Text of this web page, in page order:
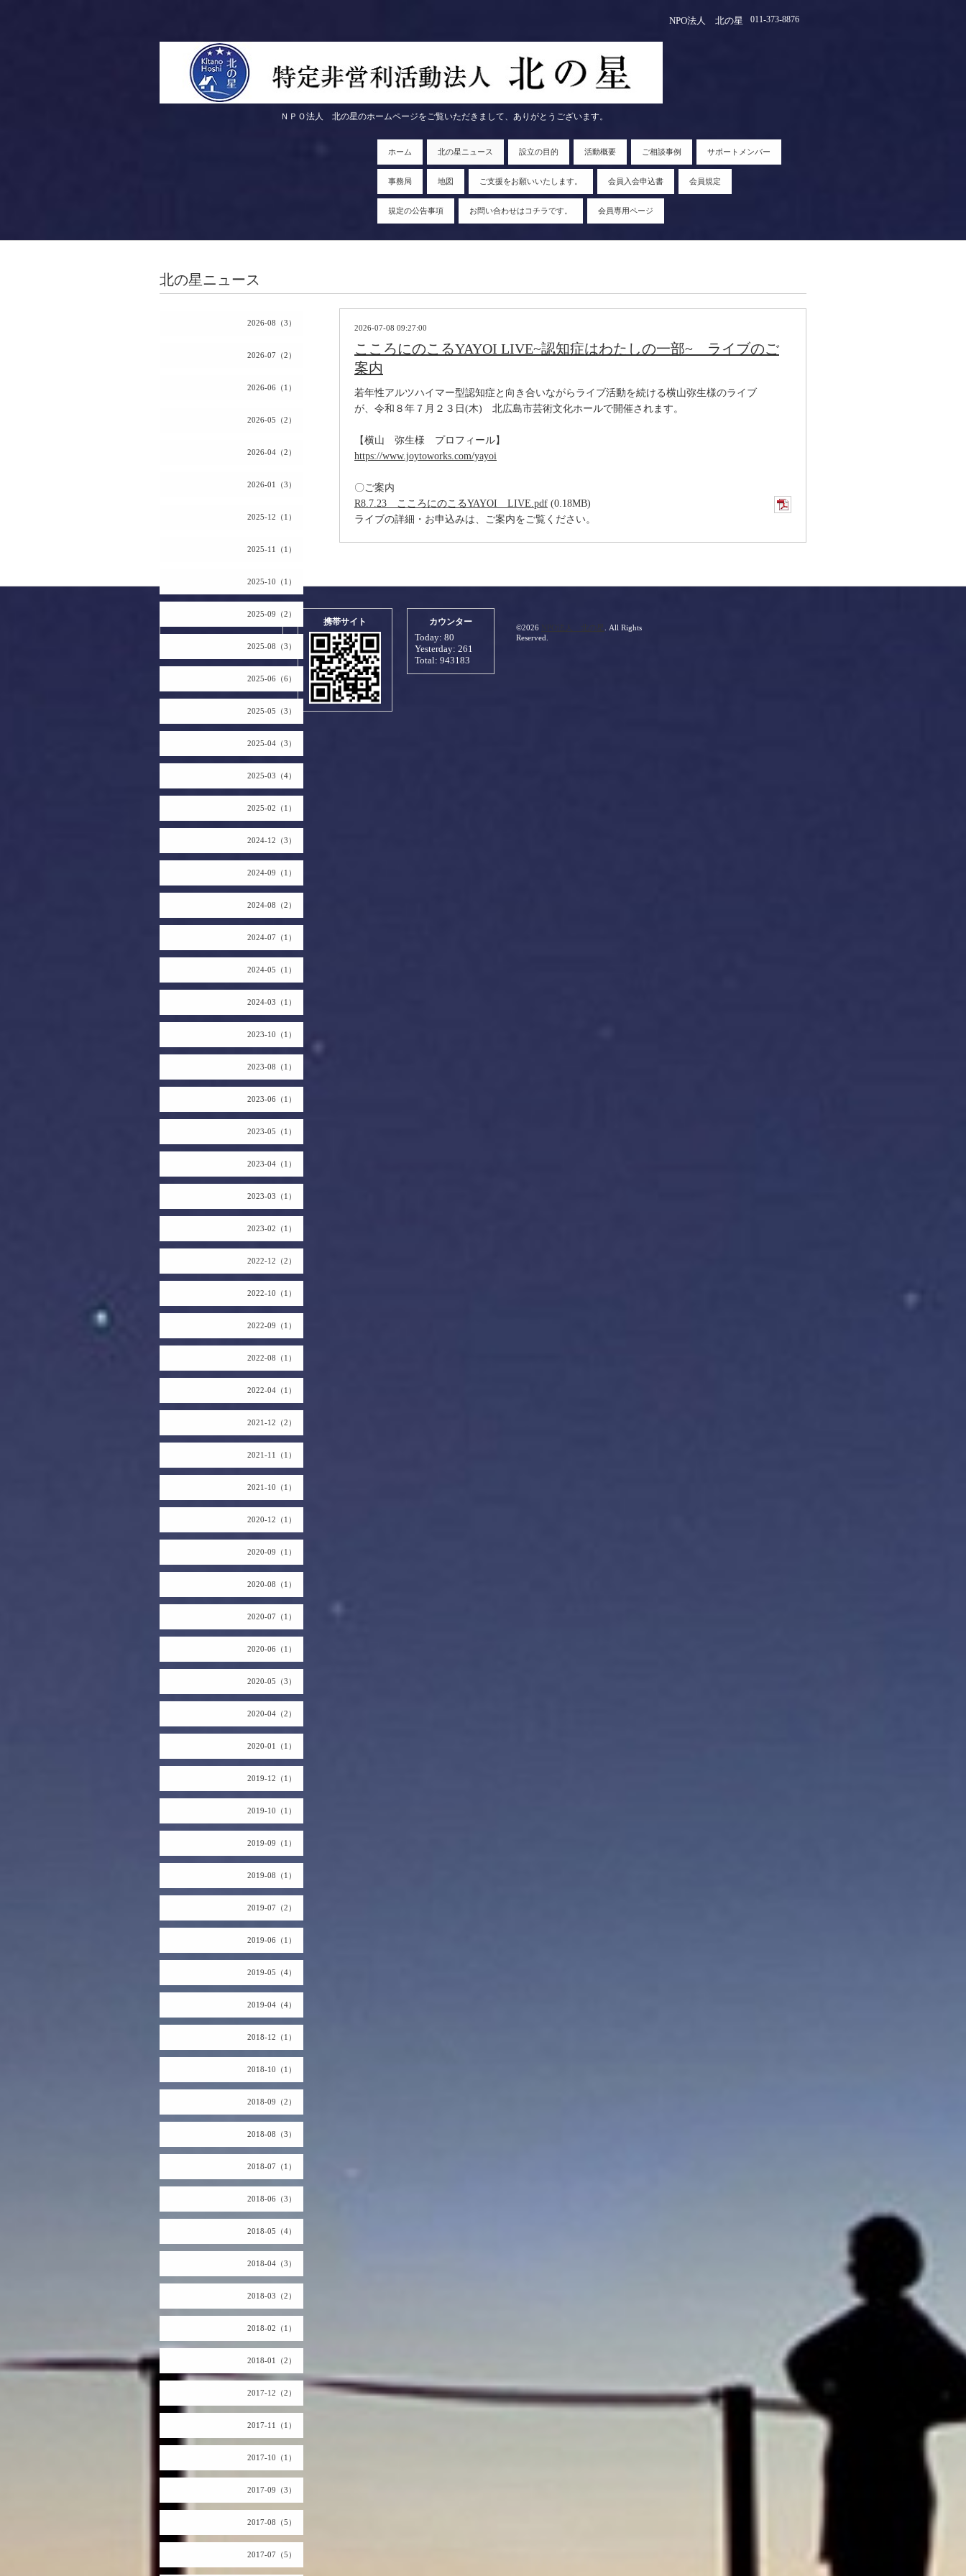
011-373-8876
NPO法人 北の星
ＮＰＯ法人 北の星のホームページをご覧いただきまして、ありがとうございます。
ホーム 北の星ニュース 設立の目的 活動概要 ご相談事例 サポートメンバー
事務局 地図 ご支援をお願いいたします。 会員入会申込書 会員規定
規定の公告事項 お問い合わせはコチラです。 会員専用ページ
2026-08（3）
2026-07（2）
2026-06（1）
2026-05（2）
2026-04（2）
2026-01（3）
2025-12（1）
2025-11（1）
2025-10（1）
2025-09（2）
2025-08（3）
2025-06（6）
2025-05（3）
2025-04（3）
2025-03（4）
2025-02（1）
2024-12（3）
2024-09（1）
2024-08（2）
2024-07（1）
2024-05（1）
2024-03（1）
2023-10（1）
2023-08（1）
2023-06（1）
2023-05（1）
2023-04（1）
2023-03（1）
2023-02（1）
2022-12（2）
2022-10（1）
2022-09（1）
2022-08（1）
2022-04（1）
2021-12（2）
2021-11（1）
2021-10（1）
2020-12（1）
2020-09（1）
2020-08（1）
2020-07（1）
2020-06（1）
2020-05（3）
2020-04（2）
2020-01（1）
2019-12（1）
2019-10（1）
2019-09（1）
2019-08（1）
2019-07（2）
2019-06（1）
2019-05（4）
2019-04（4）
2018-12（1）
2018-10（1）
2018-09（2）
2018-08（3）
2018-07（1）
2018-06（3）
2018-05（4）
2018-04（3）
2018-03（2）
2018-02（1）
2018-01（2）
2017-12（2）
2017-11（1）
2017-10（1）
2017-09（3）
2017-08（5）
2017-07（5）
北の星ニュース
2026-07-08 09:27:00
こころにのこるYAYOI LIVE~認知症はわたしの一部~ ライブのご
案内
若年性アルツハイマー型認知症と向き合いながらライブ活動を続ける横山弥生様のライブ
が、令和８年７月２３日(木) 北広島市芸術文化ホールで開催されます。
【横山 弥生様 プロフィール】
https://www.joytoworks.com/yayoi
〇ご案内
R8.7.23 こころにのこるYAYOI LIVE.pdf (0.18MB)
ライブの詳細・お申込みは、ご案内をご覧ください。
携帯サイト カウンター
Today: 80
Yesterday: 261
Total: 943183
©2026 NPO法人 北の星
. All Rights
Reserved.